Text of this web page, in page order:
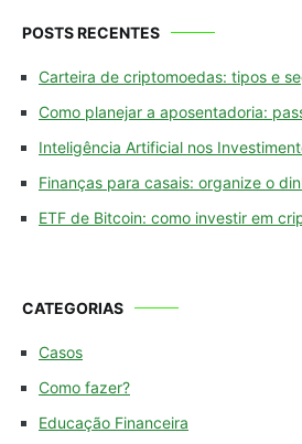
POSTS RECENTES
Carteira de criptomoedas: tipos e
Como planejar a aposentadoria:
Inteligência Artificial nos
Finanças para casais: organize o
ETF de Bitcoin: como investir em
CATEGORIAS
Casos
Como fazer?
Educação Financeira